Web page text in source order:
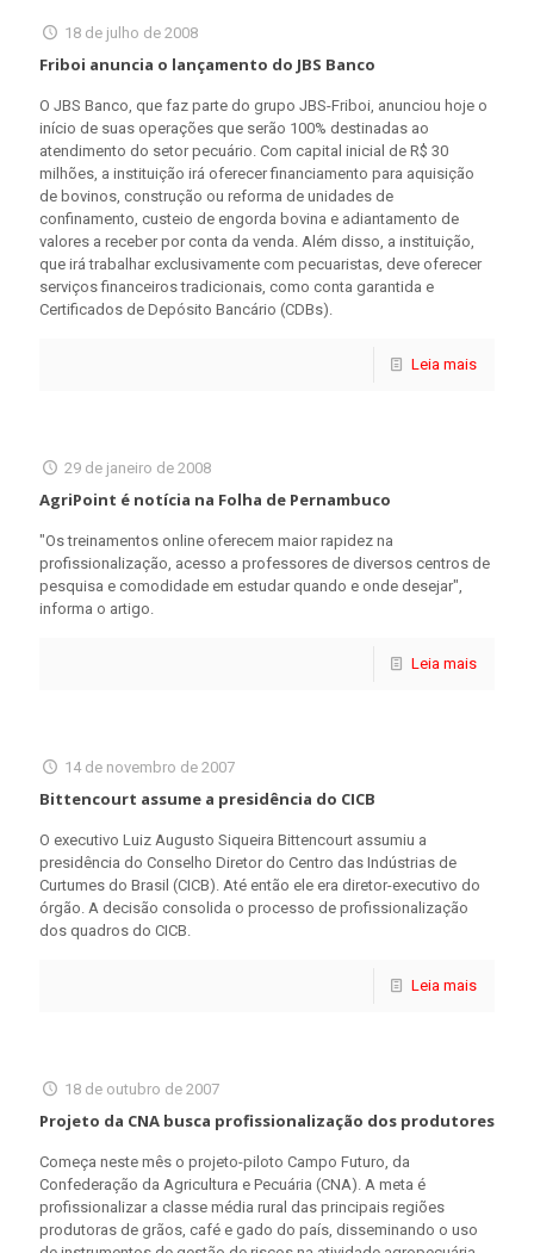
18 de julho de 2008
Friboi anuncia o lançamento do JBS Banco
O JBS Banco, que faz parte do grupo JBS-Friboi, anunciou hoje o
início de suas operações que serão 100% destinadas ao
atendimento do setor pecuário. Com capital inicial de R$ 30
milhões, a instituição irá oferecer financiamento para aquisição
de bovinos, construção ou reforma de unidades de
confinamento, custeio de engorda bovina e adiantamento de
valores a receber por conta da venda. Além disso, a instituição,
que irá trabalhar exclusivamente com pecuaristas, deve oferecer
serviços financeiros tradicionais, como conta garantida e
Certificados de Depósito Bancário (CDBs).
Leia mais
29 de janeiro de 2008
AgriPoint é notícia na Folha de Pernambuco
"Os treinamentos online oferecem maior rapidez na
profissionalização, acesso a professores de diversos centros de
pesquisa e comodidade em estudar quando e onde desejar",
informa o artigo.
Leia mais
14 de novembro de 2007
Bittencourt assume a presidência do CICB
O executivo Luiz Augusto Siqueira Bittencourt assumiu a
presidência do Conselho Diretor do Centro das Indústrias de
Curtumes do Brasil (CICB). Até então ele era diretor-executivo do
órgão. A decisão consolida o processo de profissionalização
dos quadros do CICB.
Leia mais
18 de outubro de 2007
Projeto da CNA busca profissionalização dos produtores
Começa neste mês o projeto-piloto Campo Futuro, da
Confederação da Agricultura e Pecuária (CNA). A meta é
profissionalizar a classe média rural das principais regiões
produtoras de grãos, café e gado do país, disseminando o uso